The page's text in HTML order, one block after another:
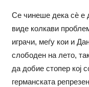
Се чинеше дека сѐ е
виде колкави
играчи, меѓу кои и
слободен на лето,
да добие стопер кој
германската